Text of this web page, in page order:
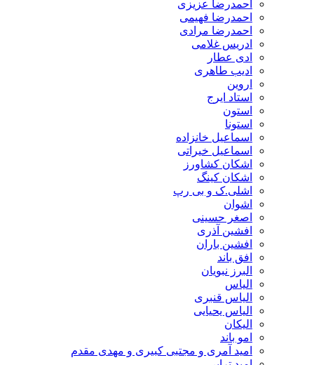
احمدرضا عزیزی
احمدرضا فهیمی
احمدرضا مرادی
ادریس غلامی
ادی عطار
ادیب طاهری
اروین
استاد ایرج
استون
استونا
اسماعیل خانزاده
اسماعیل خیراتی
اشکان کشاورز
اشکان کینگ
اشلی.ک و بی رپ
اشوان
اصغر حسینی
افشین آذری
افشین باران
افق باند
البرز نبویان
الیاس
الیاس قنبرى
الیاس یحیایی
الیکان
امو باند
امید آمری و مجتبی کبیری و مهدى مقدم